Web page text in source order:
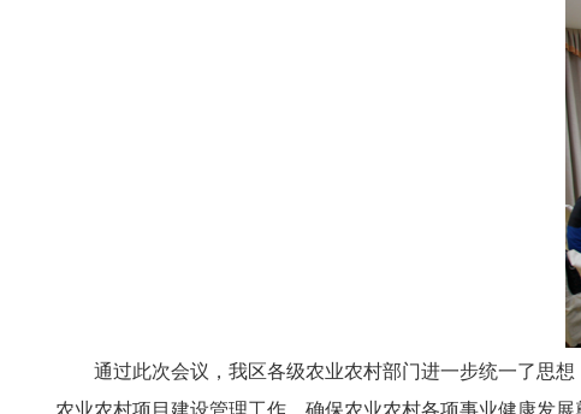
通过此次会议，我区各级农业农村部门进一步统一了思
农业农村项目建设管理工作，确保农业农村各项事业健康发展